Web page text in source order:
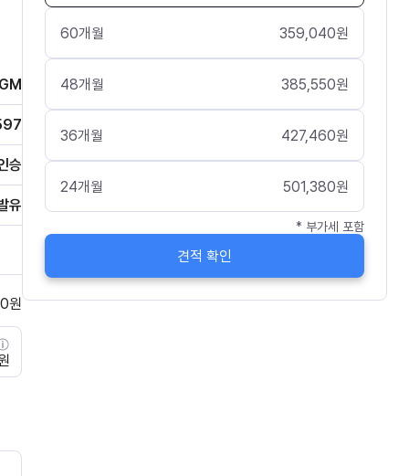
승
유
0원
60개월 359,040원
48개월 385,550원
36개월 427,460원
24개월 501,380원
* 부가세 포함
견적 확인